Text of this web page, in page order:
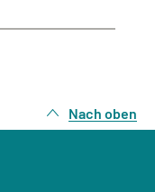
Nach oben